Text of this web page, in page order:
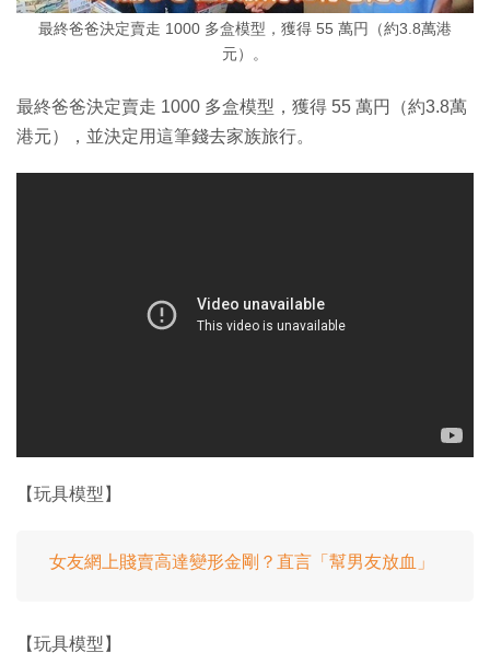
最終爸爸決定賣走 1000 多盒模型，獲得 55 萬円（約3.8萬港
元）。
最終爸爸決定賣走 1000 多盒模型，獲得 55 萬円（約3.8萬
港元），並決定用這筆錢去家族旅行。
【玩具模型】
女友網上賤賣高達變形金剛？直言「幫男友放血」
【玩具模型】